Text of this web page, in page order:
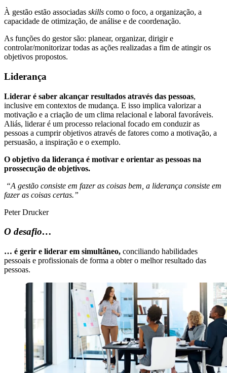
À gestão estão associadas skills como o foco, a organização, a
capacidade de otimização, de análise e de coordenação.
As funções do gestor são: planear, organizar, dirigir e
controlar/monitorizar todas as ações realizadas a fim de atingir os
objetivos propostos.
Liderança
Liderar é saber alcançar resultados através das pessoas,
inclusive em contextos de mudança. E isso implica valorizar a
motivação e a criação de um clima relacional e laboral favoráveis.
Aliás, liderar é um processo relacional focado em conduzir as
pessoas a cumprir objetivos através de fatores como a motivação, a
persuasão, a inspiração e o exemplo.
O objetivo da liderança é motivar e orientar as pessoas na
prossecução de objetivos.
“A gestão consiste em fazer as coisas bem, a liderança consiste em
fazer as coisas certas.”
Peter Drucker
O desafio…
… é gerir e liderar em simultâneo, conciliando habilidades
pessoais e profissionais de forma a obter o melhor resultado das
pessoas.